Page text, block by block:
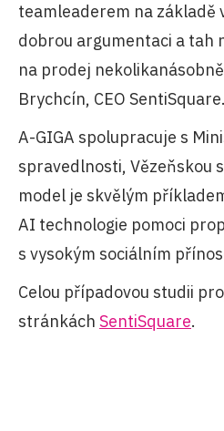
teamleaderem na základě
dobrou argumentaci a tah
na prodej
Brychcín, CEO SentiSquare.
A-GIGA spolupracuje s
spravedlnosti, Vězeňskou
model je skvělým
AI technologie pomoci
s vysokým sociálním
Celou případovou studii
stránkách SentiSquare.